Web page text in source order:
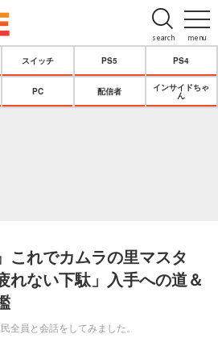
menu
search
スイッチ PS5 PS4
PC 配信者
インサイドちゃ
ん
これでカムラの里マスタ
れない下駄」入手への道＆
全員と会話をしてみました。